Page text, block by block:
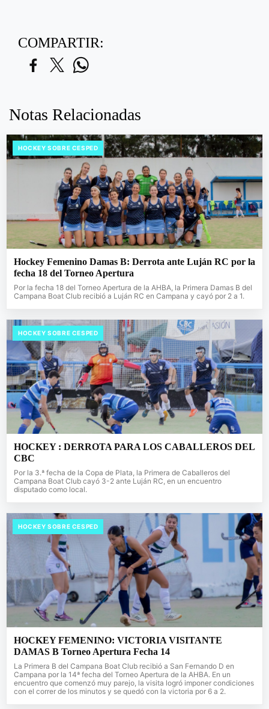
COMPARTIR:
Notas Relacionadas
HOCKEY SOBRE CESPED
Hockey Femenino Damas B: Derrota ante Luján RC por la
fecha 18 del Torneo Apertura
Por la fecha 18 del Torneo Apertura de la AHBA, la Primera Damas B del
Campana Boat Club recibió a Luján RC en Campana y cayó por 2 a 1.
HOCKEY SOBRE CESPED
HOCKEY : DERROTA PARA LOS CABALLEROS DEL
CBC
Por la 3.ª fecha de la Copa de Plata, la Primera de Caballeros del
Campana Boat Club cayó 3-2 ante Luján RC, en un encuentro
disputado como local.
HOCKEY SOBRE CESPED
HOCKEY FEMENINO: VICTORIA VISITANTE
DAMAS B Torneo Apertura Fecha 14
La Primera B del Campana Boat Club recibió a San Fernando D en
Campana por la 14ª fecha del Torneo Apertura de la AHBA. En un
encuentro que comenzó muy parejo, la visita logró imponer condiciones
con el correr de los minutos y se quedó con la victoria por 6 a 2.